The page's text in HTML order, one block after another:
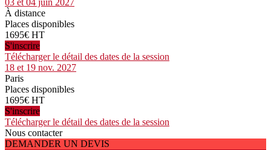
03 et 04 juin 2027
À distance
Places disponibles
1695€ HT
S'inscrire
Télécharger le détail des dates de la session
18 et 19 nov. 2027
Paris
Places disponibles
1695€ HT
S'inscrire
Télécharger le détail des dates de la session
Nous contacter
DEMANDER UN DEVIS